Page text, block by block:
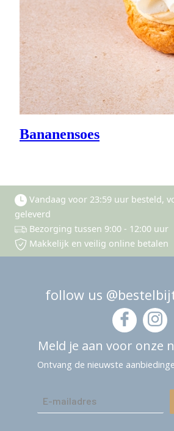
Vandaag voor 23:59 uur besteld,
geleverd
Bezorging tussen 9:00 - 12:00 uur
Makkelijk en veilig online betalen
follow us
Meld je aan voor onze
Ontvang de nieuwste